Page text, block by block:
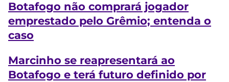
Botafogo não comprará jogador
emprestado pelo Grêmio; entenda o
caso
Marcinho se reapresentará ao
Botafogo e terá futuro definido por